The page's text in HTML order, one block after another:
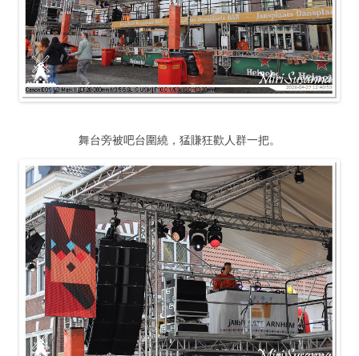
舞台旁被吧台圍繞，猛賺狂歡人群一把。